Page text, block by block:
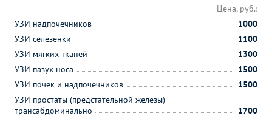
Цена, руб.:
УЗИ надпочечников
1000
УЗИ селезенки
1100
УЗИ мягких тканей
1300
УЗИ пазух носа
1500
УЗИ почек и надпочечников
1500
УЗИ простаты (предстательной железы)
трансабдоминально
1700